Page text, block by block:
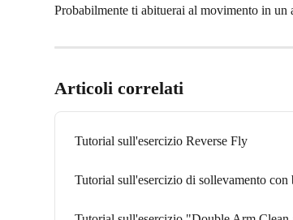
Probabilmente ti abituerai al movimento in
Articoli correlati
Tutorial sull'esercizio Reverse Fly
Tutorial sull'esercizio di sollevamento con